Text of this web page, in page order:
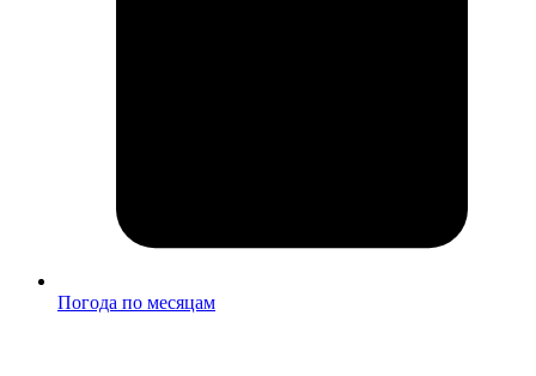
Погода по месяцам